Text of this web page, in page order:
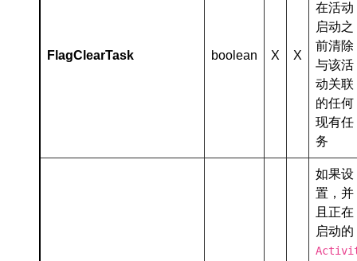
FlagClearTask boolean X X
在活动
启动之
前清除
与该活
动关联
的任何
现有任
务
如果设
置，并
且正在
启动的